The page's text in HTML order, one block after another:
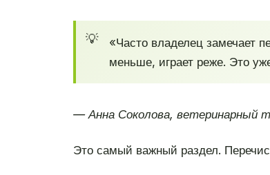
«Часто владелец замечает
меньше, играет реже. Это
— Анна Соколова, ветеринарный
Это самый важный раздел.